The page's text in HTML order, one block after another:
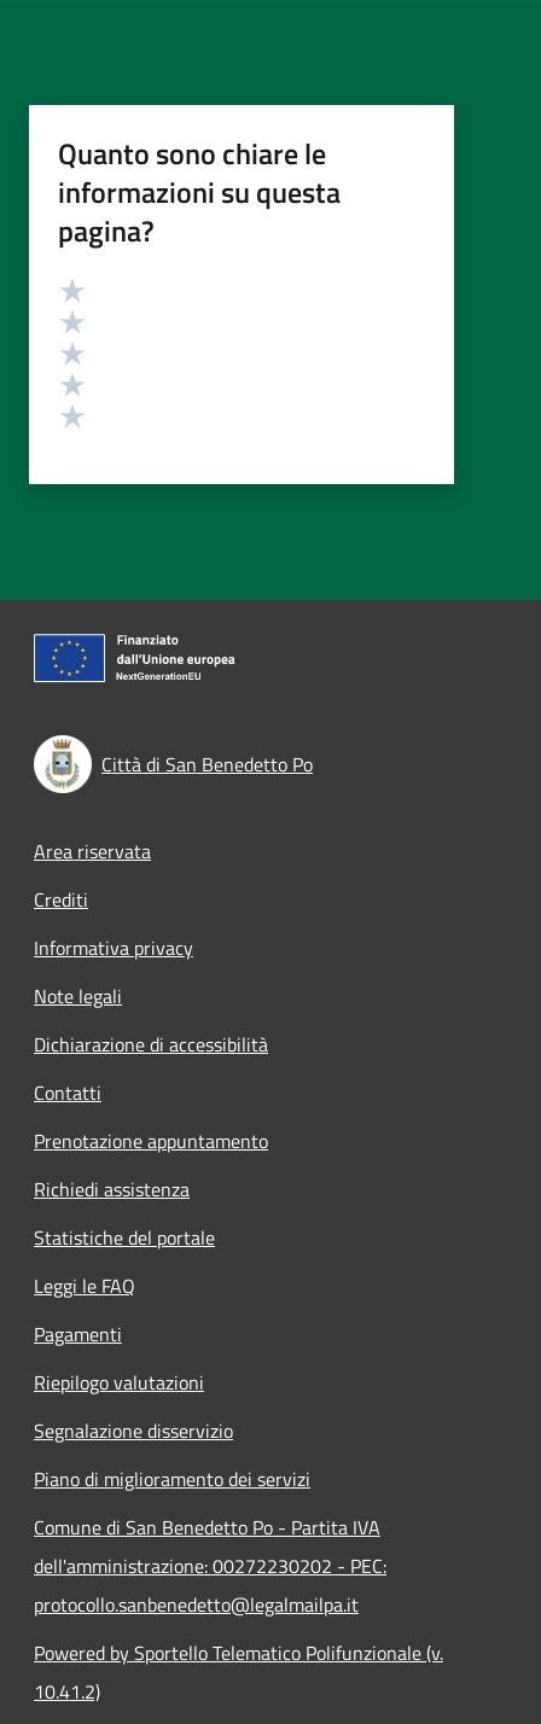
Quanto sono chiare le
informazioni su questa
pagina?
Valutazione
Città di San Benedetto Po
Footer menu
Area riservata
Crediti
Informativa privacy
Note legali
Dichiarazione di accessibilità
Contatti
Prenotazione appuntamento
Richiedi assistenza
Statistiche del portale
Leggi le FAQ
Pagamenti
Riepilogo valutazioni
Segnalazione disservizio
Piano di miglioramento dei servizi
Comune di San Benedetto Po - Partita IVA
dell'amministrazione: 00272230202 - PEC:
protocollo.sanbenedetto@legalmailpa.it
Powered by Sportello Telematico Polifunzionale (v.
10.41.2)